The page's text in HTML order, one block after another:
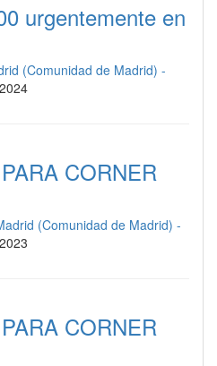
urgentemente en
(Comunidad de Madrid) -
CORNER
(Comunidad de Madrid) -
CORNER